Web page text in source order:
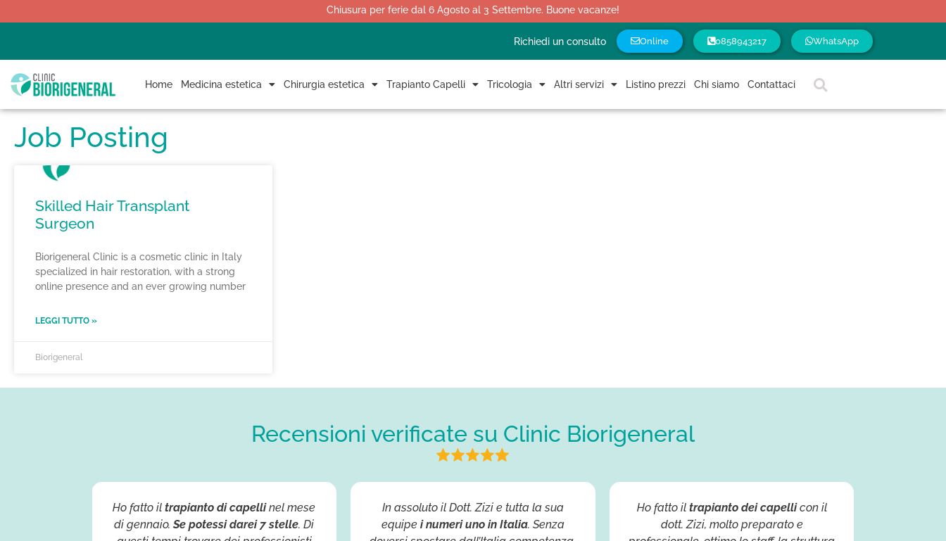
Chiusura per ferie dal 6 Agosto al 3 Settembre. Buone vacanze!
Richiedi un consulto Online 0858943217 WhatsApp
Home Medicina estetica Chirurgia estetica Trapianto Capelli Tricologia Altri servizi Listino prezzi Chi siamo Contattaci
Job Posting
Skilled Hair Transplant
Surgeon
Biorigeneral Clinic is a cosmetic clinic in Italy
specialized in hair restoration, with a strong
online presence and an ever growing number
LEGGI TUTTO »
Biorigeneral
Recensioni verificate su Clinic Biorigeneral
Ho fatto iltrapianto di capellinel mese
di gennaio.Se potessi darei 7 stelle. Di
In assoluto il Dott. Zizi e tutta la sua
equipe i numeri uno in Italia. Senza
Ho fatto il trapianto dei capellicon il
dott. Zizi, molto preparato e